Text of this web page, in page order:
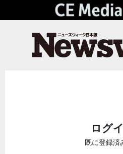
ログ
既に登録済